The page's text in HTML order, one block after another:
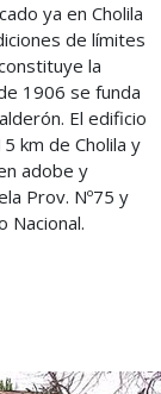
ya en Cholila
de límites
la
1906 se funda
El edificio
km de Cholila y
adobe y
Prov. Nº75 y
Nacional.